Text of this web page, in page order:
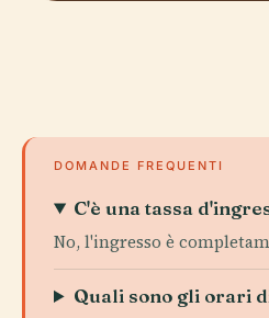
DOMANDE FREQUENTI
C'è una tassa
No, l'ingresso è
Quali sono gli orari